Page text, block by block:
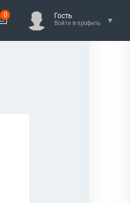
0 Гость
Войти в профиль